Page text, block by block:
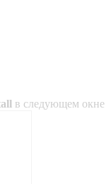
в следующем окне